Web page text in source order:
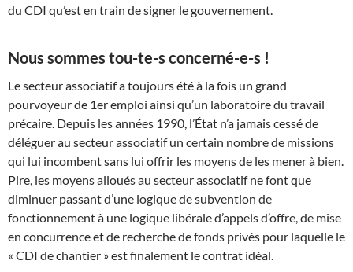
du CDI qu’est en train de signer le gouvernement.
Nous sommes tou-te-s concerné-e-s !
Le secteur associatif a toujours été à la fois un grand
pourvoyeur de 1er emploi ainsi qu’un laboratoire du travail
précaire. Depuis les années 1990, l’État n’a jamais cessé de
déléguer au secteur associatif un certain nombre de missions
qui lui incombent sans lui offrir les moyens de les mener à bien.
Pire, les moyens alloués au secteur associatif ne font que
diminuer passant d’une logique de subvention de
fonctionnement à une logique libérale d’appels d’offre, de mise
en concurrence et de recherche de fonds privés pour laquelle le
« CDI de chantier » est finalement le contrat idéal.